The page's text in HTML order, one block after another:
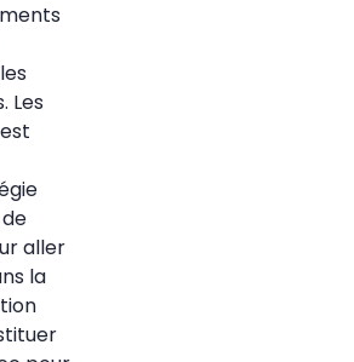
Les
aller
la